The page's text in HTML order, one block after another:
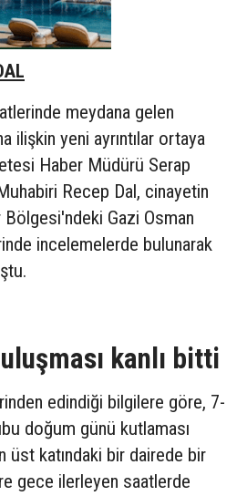
meydana gelen
ilişkin yeni ayrıntılar ortaya
Haber Müdürü Serap
Recep Dal, cinayetin
Bölgesi'ndeki Gazi Osman
incelemelerde bulunarak
kanlı bitti
edindiği bilgilere göre, 7-
doğum günü kutlaması
üst katındaki bir dairede bir
gece ilerleyen saatlerde